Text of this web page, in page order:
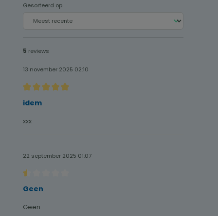
Gesorteerd op
5 reviews
13 november 2025 02:10
Recensie met een waardering van 5 van de 5 sterren
idem
xxx
22 september 2025 01:07
Recensie met een waardering van 0.5 van de 5 sterren
Geen
Geen